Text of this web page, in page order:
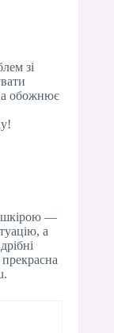
зі
обожнює
шкірою —
а